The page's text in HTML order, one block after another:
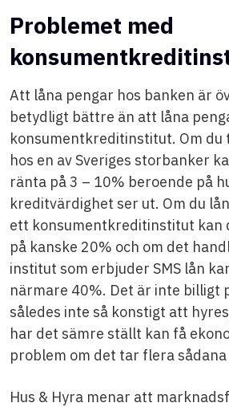
Problemet med
Att låna pengar hos banken är
betydligt bättre än att låna
konsumentkreditinstitut. Om du
hos en av Sveriges storbanker
ränta på 3 – 10% beroende på
kreditvärdighet ser ut. Om du
ett konsumentkreditinstitut kan
på kanske 20% och om det
institut som erbjuder SMS lån
närmare 40%. Det är inte billigt
således inte så konstigt att
har det sämre ställt kan få
problem om det tar flera
Hus & Hyra menar att